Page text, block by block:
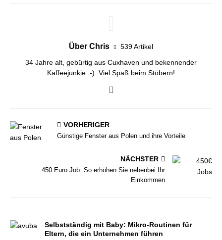
Über Chris 539 Artikel
34 Jahre alt, gebürtig aus Cuxhaven und bekennender
Kaffeejunkie :-). Viel Spaß beim Stöbern!
VORHERIGER
Günstige Fenster aus Polen und ihre Vorteile
NÄCHSTER
450 Euro Job: So erhöhen Sie nebenbei Ihr
Einkommen
Selbstständig mit Baby: Mikro-Routinen für
Eltern, die ein Unternehmen führen